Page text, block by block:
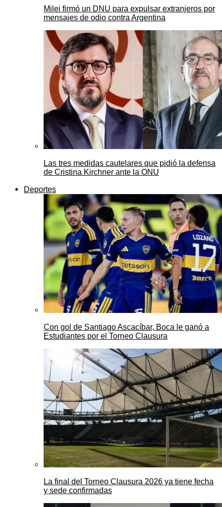
Milei firmó un DNU para expulsar extranjeros por
mensajes de odio contra Argentina
Las tres medidas cautelares que pidió la defensa
de Cristina Kirchner ante la ONU
Deportes
Con gol de Santiago Ascacíbar, Boca le ganó a
Estudiantes por el Torneo Clausura
La final del Torneo Clausura 2026 ya tiene fecha
y sede confirmadas